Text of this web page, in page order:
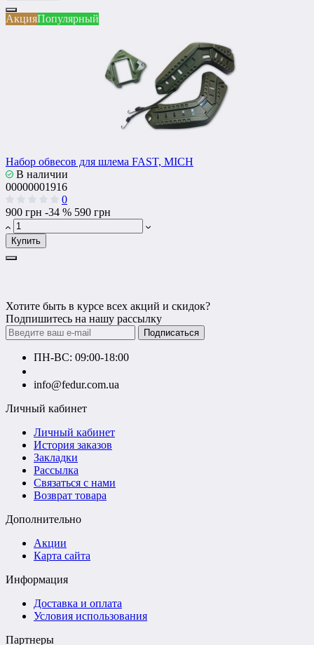
АкцияПопулярный
Набор обвесов для шлема FAST, MICH
В наличии
00000001916
0
900 грн -34 % 590 грн
Купить
Хотите быть в курсе всех акций и скидок?
Подпишитесь на нашу рассылку
Подписаться
ПН-ВС: 09:00-18:00
info@fedur.com.ua
Личный кабинет
Личный кабинет
История заказов
Закладки
Рассылка
Связаться с нами
Возврат товара
Дополнительно
Акции
Карта сайта
Информация
Доставка и оплата
Условия использования
Партнеры